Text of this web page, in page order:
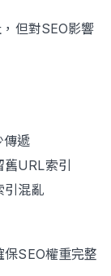
但對SEO影響
遞
URL索引
混亂
SEO權重完整